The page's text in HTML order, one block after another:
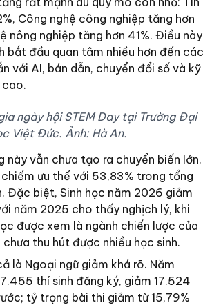
Công nghệ công nghiệp tăng hơn
nông nghiệp tăng hơn 41%. Điều này
bắt đầu quan tâm nhiều hơn đến các
với AI, bán dẫn, chuyển đổi số và kỹ
ngày hội STEM Day tại Trường Đại
Việt Đức. Ảnh: Hà An.
này vẫn chưa tạo ra chuyển biến lớn.
chiếm ưu thế với 53,83% trong tổng
Đặc biệt, Sinh học năm 2026 giảm
năm 2025 cho thấy nghịch lý, khi
được xem là ngành chiến lược của
thu hút được nhiều học sinh.
là Ngoại ngữ giảm khá rõ. Năm
thí sinh đăng ký, giảm 17.524
tỷ trọng bài thi giảm từ 15,79%